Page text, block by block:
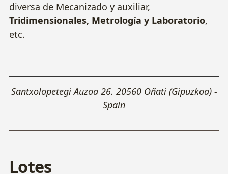
diversa de Mecanizado y auxiliar,
Tridimensionales, Metrología y Laboratorio,
etc.
Cómo llegar
+
Santxolopetegi Auzoa 26. 20560 Oñati (Gipuzkoa) -
Spain
Lotes